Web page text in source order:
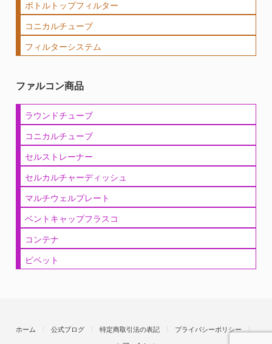
ボトルトップフィルター
コニカルチューブ
フィルターシステム
ファルコン商品
ラウンドチューブ
コニカルチューブ
セルストレーナー
セルカルチャーディッシュ
マルチウェルプレート
ベントキャップフラスコ
コンテナ
ピペット
ホーム 公式ブログ 特定商取引法の表記 プライバシーポリシー